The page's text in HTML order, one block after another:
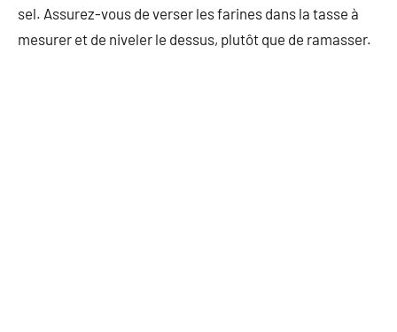
sel. Assurez-vous de verser les farines dans la tasse à
mesurer et de niveler le dessus, plutôt que de ramasser.